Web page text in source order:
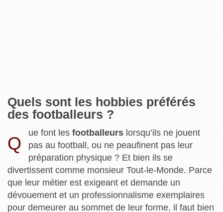
Quels sont les hobbies préférés
des footballeurs ?
Q
ue font lesfootballeurs lorsqu’ils ne jouent
pas au football, ou ne peaufinent pas leur
préparation physique ? Et bien ils se
divertissent comme monsieur Tout-le-Monde. Parce
que leur métier est exigeant et demande un
dévouement et un professionnalisme exemplaires
pour demeurer au sommet de leur forme, il faut bien